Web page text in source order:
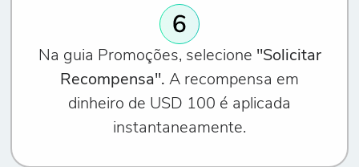
Na guia Promoções, selecione "Solicitar
Recompensa". A recompensa em
dinheiro de USD 100 é aplicada
instantaneamente.